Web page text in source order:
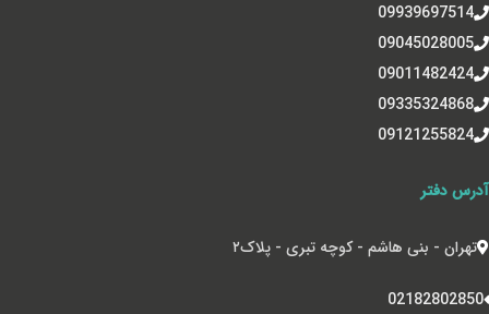
09939697514
09045028005
09011482424
09335324868
09121255824
آدرس دفتر
تهران - بنی هاشم - کوچه تبری - پلاک‌۲
02182802850